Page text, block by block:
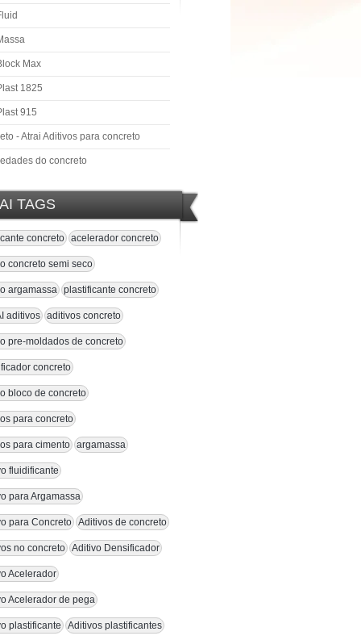
Max
1825
915
- Atrai Aditivos para concreto
do concreto
TAGS
concreto acelerador concreto
concreto semi seco
argamassa plastificante concreto
aditivos aditivos concreto
pre-moldados de concreto
concreto
bloco de concreto
para concreto
para cimento argamassa
fluidificante
para Argamassa
para Concreto Aditivos de concreto
no concreto Aditivo Densificador
Acelerador
Acelerador de pega
plastificante Aditivos plastificantes